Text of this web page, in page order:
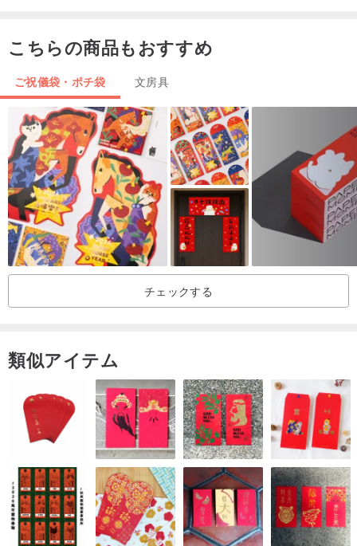
こちらの商品もおすすめ
ご祝儀袋・ポチ袋 文房具
チェックする
類似アイテム